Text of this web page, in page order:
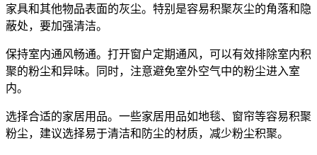
家具和其他物品表面的灰尘。特别是容易积聚灰尘的角落和隐
蔽处，要加强清洁。
保持室内通风畅通。打开窗户定期通风，可以有效排除室内积
聚的粉尘和异味。同时，注意避免室外空气中的粉尘进入室
内。
选择合适的家居用品。一些家居用品如地毯、窗帘等容易积聚
粉尘，建议选择易于清洁和防尘的材质，减少粉尘积聚。